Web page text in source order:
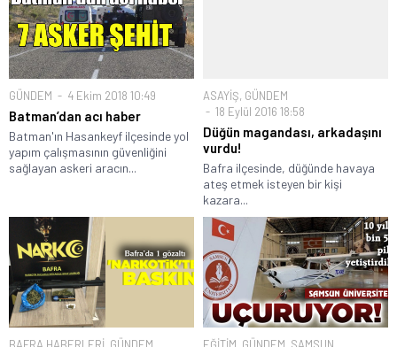
GÜNDEM 4 Ekim 2018 10:49
Batman’dan acı haber
Batman'ın Hasankeyf ilçesinde yol
yapım çalışmasının güvenliğini
sağlayan askeri aracın...
ASAYİŞ, GÜNDEM
18 Eylül 2016 18:58
Düğün magandası, arkadaşını
vurdu!
Bafra ilçesinde, düğünde havaya
ateş etmek isteyen bir kişi
kazara...